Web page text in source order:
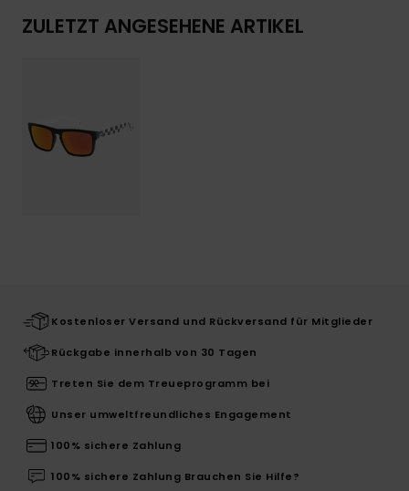
ZULETZT ANGESEHENE ARTIKEL
Kostenloser Versand und Rückversand für Mitglieder
Rückgabe innerhalb von 30 Tagen
Treten Sie dem Treueprogramm bei
Unser umweltfreundliches Engagement
100% sichere Zahlung
100% sichere Zahlung Brauchen Sie Hilfe?